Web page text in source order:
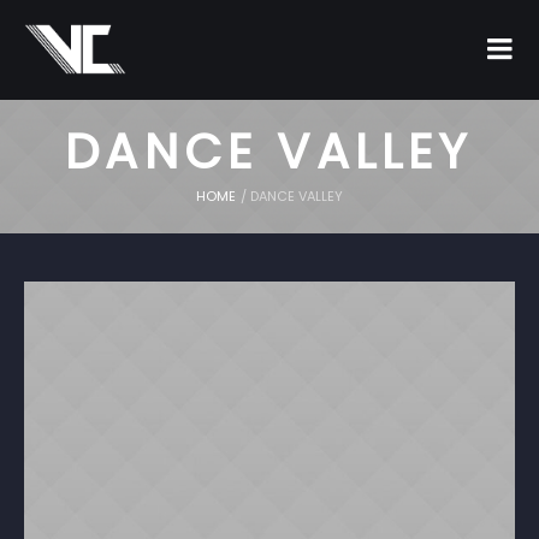
DANCE VALLEY
HOME / DANCE VALLEY